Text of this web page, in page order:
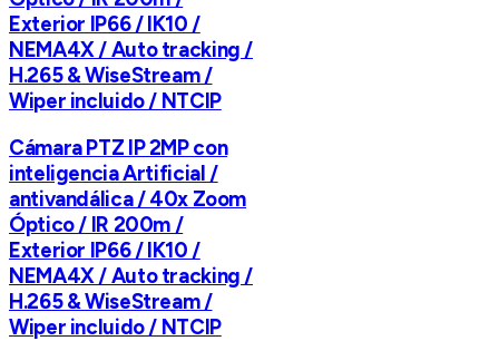
Exterior IP66 / IK10 /
NEMA4X / Auto tracking /
H.265 & WiseStream /
Wiper incluido / NTCIP
Cámara PTZ IP 2MP con
inteligencia Artificial /
antivandálica / 40x Zoom
Óptico / IR 200m /
Exterior IP66 / IK10 /
NEMA4X / Auto tracking /
H.265 & WiseStream /
Wiper incluido / NTCIP